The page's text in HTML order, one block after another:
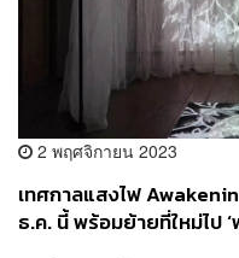
2 พฤศจิกายน 2023
เทศกาลแสงไฟ
ธ.ค. นี้ พร้อมย้ายที่ใหม่ไป